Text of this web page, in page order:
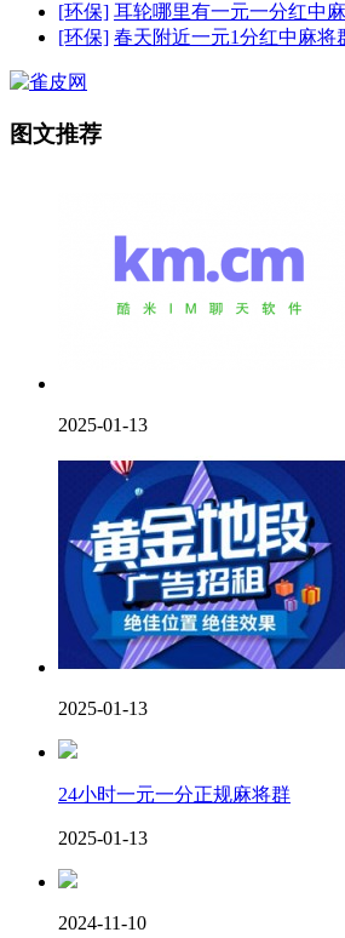
[环保] 耳轮哪里有一元一分红中
[环保] 春天附近一元1分红中麻将
图文推荐
2025-01-13
2025-01-13
24小时一元一分正规麻将群
2025-01-13
2024-11-10